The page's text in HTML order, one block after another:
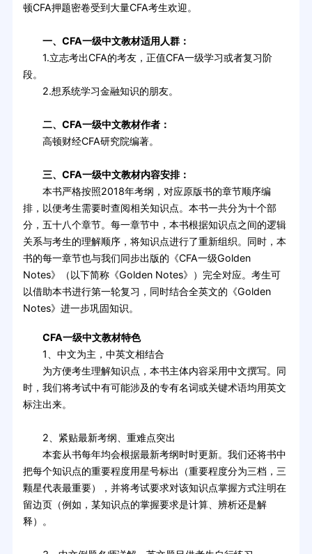
顿CFA押题密卷受到大量CFA考生欢迎。
一、CFA一级中文教材适用人群：
1.立志考出CFA的考友，正值CFA一级学习或者复习阶
段。
2.想系统学习金融知识的朋友。
二、CFA一级中文教材作者：
高顿财经CFA研究院编著。
三、CFA一级中文教材内容安排：
本书严格按照2018年考纲，对应原版书的章节顺序编
排，以便考生需要时查阅相关知识点。本书一共分为十个部
分，五十八个章节。每一章节中，本书根据知识点之间的逻辑
关系与考生的理解顺序，将知识点进行了重新组织。同时，本
书的每一章节也与我们同步出版的《CFA一级Golden
Notes》（以下简称《Golden Notes》）完全对应。考生可
以借助本书进行第一轮复习，同时结合全英文的《Golden
Notes》进一步巩固知识。
CFA一级中文教材特色
1、中文为主，中英文相结合
为方便考生理解知识点，本书主体内容采用中文撰写。同
时，我们将考试中有可能涉及的专有名词或关键术语均用英文
标注出来。
2、紧贴最新考纲、重难点突出
本套从书每年均会根据最新考纲时时更新。我们还将书中
把每个知识点的重要程度用星号标出（重要程度分为三档，三
颗星代表最重要），并将考试要求对该知识点掌握方式注明在
留边页（例如，某知识点的掌握要求是计算、辨析还是解
释）。